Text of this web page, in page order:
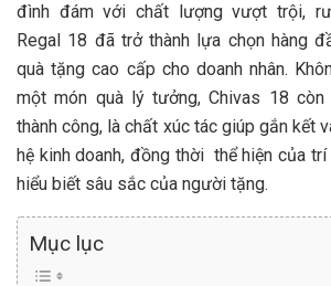
đình đám với chất lượng vượt trội,
Regal 18 đã trở thành lựa chọn hàng
quà tặng cao cấp cho doanh nhân.
một món quà lý tưởng, Chivas 18
thành công, là chất xúc tác giúp gắn kết
hệ kinh doanh, đồng thời thể hiện của
hiểu biết sâu sắc của người tặng.
Mục lục